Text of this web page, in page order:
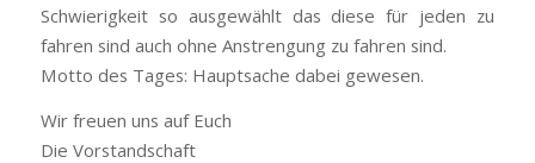
Schwierigkeit so ausgewählt das diese für jeden zu
fahren sind auch ohne Anstrengung zu fahren sind.
Motto des Tages: Hauptsache dabei gewesen.
Wir freuen uns auf Euch
Die Vorstandschaft